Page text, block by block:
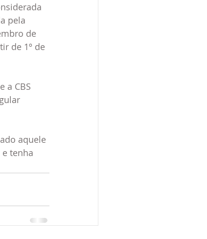
pela
de
de 1º de
a CBS
aquele
tenha